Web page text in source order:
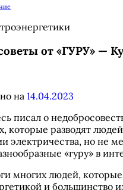
от «ГУРУ» —
на 14.04.2023
писал о
которые разводят
электричества, но не
«гуру» в
многих людей,
и большинство